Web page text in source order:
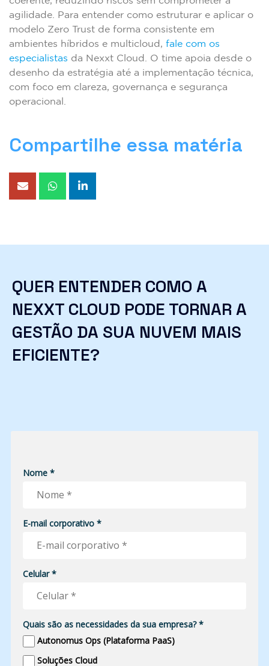
agilidade. Para entender como estruturar e aplicar o
modelo Zero Trust de forma consistente em
ambientes híbridos e multicloud, fale com os
especialistas da Nexxt Cloud. O time apoia desde o
desenho da estratégia até a implementação técnica,
com foco em clareza, governança e segurança
operacional.
Compartilhe essa matéria
QUER ENTENDER COMO A
NEXXT CLOUD PODE TORNAR A
GESTÃO DA SUA NUVEM MAIS
EFICIENTE?